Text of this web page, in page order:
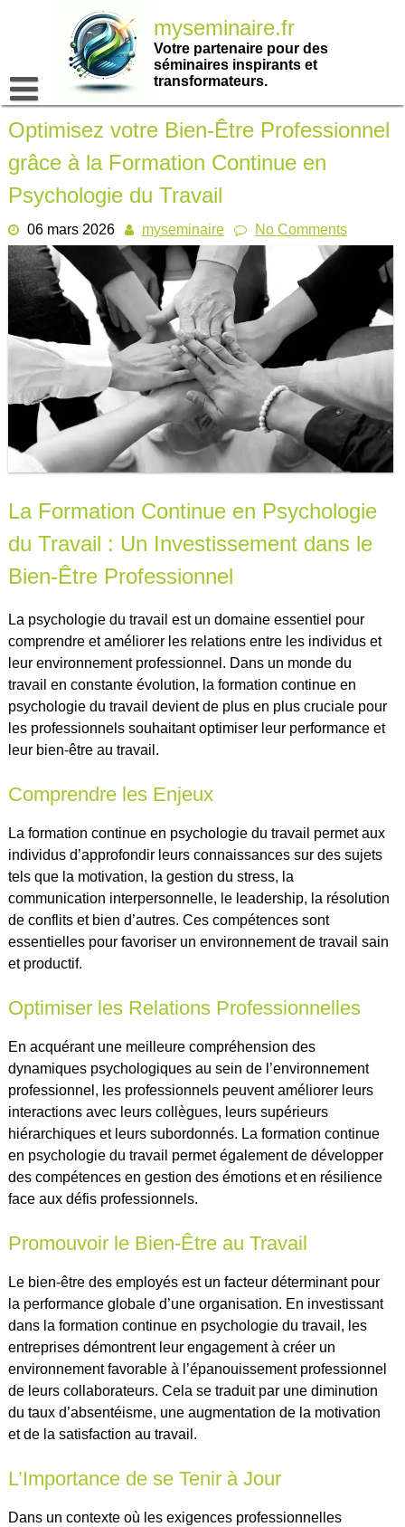
myseminaire.fr
Votre partenaire pour des
séminaires inspirants et
transformateurs.
Optimisez votre Bien-Être Professionnel
grâce à la Formation Continue en
Psychologie du Travail
06 mars 2026 myseminaire No Comments
La Formation Continue en Psychologie
du Travail : Un Investissement dans le
Bien-Être Professionnel
La psychologie du travail est un domaine essentiel pour
comprendre et améliorer les relations entre les individus et
leur environnement professionnel. Dans un monde du
travail en constante évolution, la formation continue en
psychologie du travail devient de plus en plus cruciale pour
les professionnels souhaitant optimiser leur performance et
leur bien-être au travail.
Comprendre les Enjeux
La formation continue en psychologie du travail permet aux
individus d’approfondir leurs connaissances sur des sujets
tels que la motivation, la gestion du stress, la
communication interpersonnelle, le leadership, la résolution
de conflits et bien d’autres. Ces compétences sont
essentielles pour favoriser un environnement de travail sain
et productif.
Optimiser les Relations Professionnelles
En acquérant une meilleure compréhension des
dynamiques psychologiques au sein de l’environnement
professionnel, les professionnels peuvent améliorer leurs
interactions avec leurs collègues, leurs supérieurs
hiérarchiques et leurs subordonnés. La formation continue
en psychologie du travail permet également de développer
des compétences en gestion des émotions et en résilience
face aux défis professionnels.
Promouvoir le Bien-Être au Travail
Le bien-être des employés est un facteur déterminant pour
la performance globale d’une organisation. En investissant
dans la formation continue en psychologie du travail, les
entreprises démontrent leur engagement à créer un
environnement favorable à l’épanouissement professionnel
de leurs collaborateurs. Cela se traduit par une diminution
du taux d’absentéisme, une augmentation de la motivation
et de la satisfaction au travail.
L’Importance de se Tenir à Jour
Dans un contexte où les exigences professionnelles